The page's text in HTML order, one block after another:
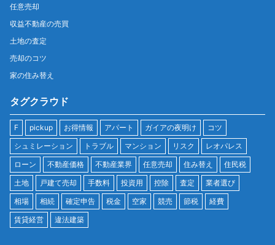
任意売却
収益不動産の売買
土地の査定
売却のコツ
家の住み替え
タグクラウド
F pickup お得情報 アパート ガイアの夜明け
コツ
シュミレーション
トラブル マンション リスク
レオパレス
ローン
不動産価格 不動産業界 任意売却 住み替え
住民税
土地
戸建て売却 手数料 投資用 控除 査定
業者選び
相場
相続 確定申告 税金 空家 競売 節税
経費
賃貸経営
違法建築